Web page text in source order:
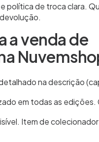
política de troca clara.
a venda de
na descrição
em todas as
Item de